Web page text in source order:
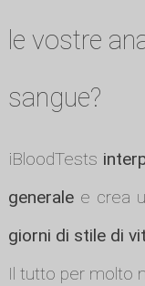
le vostre
sangue?
iBloodTests
generalee crea
giorni di stile di
Il tutto per molto